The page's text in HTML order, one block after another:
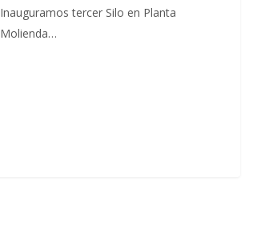
Inauguramos tercer Silo en Planta
Molienda…